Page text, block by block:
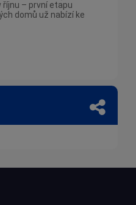
říjnu – první etapu
domů už nabízí ke